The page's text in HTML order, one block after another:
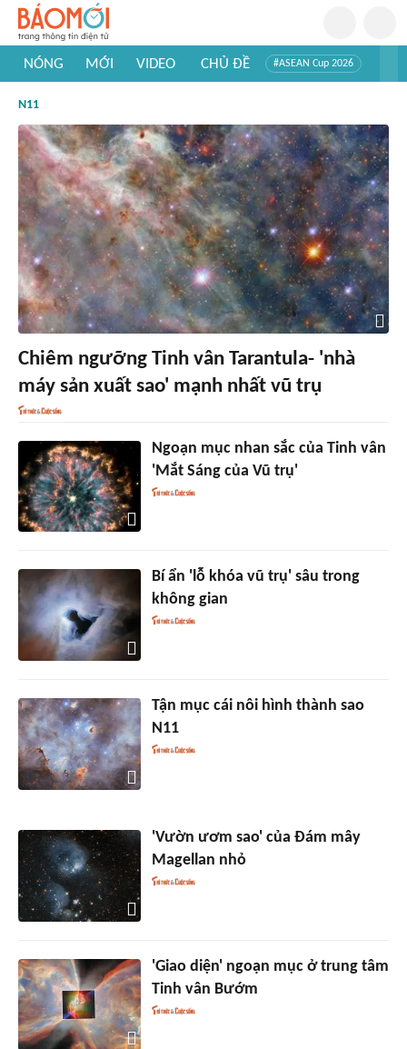
NÓNG MỚI VIDEO CHỦ ĐỀ #ASEAN Cup 2026
#Khám phá thế giới
N11
Chiêm ngưỡng Tinh vân Tarantula- 'nhà
máy sản xuất sao' mạnh nhất vũ trụ
Ngoạn mục nhan sắc của Tinh vân
'Mắt Sáng của Vũ trụ'
Bí ẩn 'lỗ khóa vũ trụ' sâu trong
không gian
Tận mục cái nôi hình thành sao
N11
'Vườn ươm sao' của Đám mây
Magellan nhỏ
'Giao diện' ngoạn mục ở trung tâm
Tinh vân Bướm